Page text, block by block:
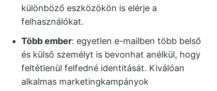
különböző eszközökön is elérje a
felhasználókat.
Több ember: egyetlen e-mailben több belső
és külső személyt is bevonhat anélkül, hogy
feltétlenül felfedné identitását. Kiválóan
alkalmas marketingkampányok